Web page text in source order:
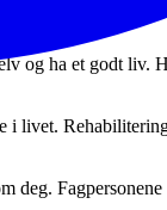
og ha et godt liv.
i livet.
deg.